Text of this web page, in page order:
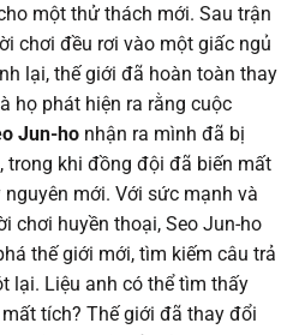
20/12/2025
21/11/2025
20/11/2025
03/11/2025
28/10/2025
một thử thách mới. Sau trận
chơi đều rơi vào một giấc ngủ
lại, thế giới đã hoàn toàn thay
họ phát hiện ra rằng cuộc
Jun-ho nhận ra mình đã bị
trong khi đồng đội đã biến mất
mới. Với sức mạnh và
chơi huyền thoại, Seo Jun-ho
thế giới mới, tìm kiếm câu trả
lại. Liệu anh có thể tìm thấy
tích? Thế giới đã thay đổi